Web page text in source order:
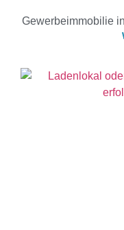
Gewerbeimmobilie